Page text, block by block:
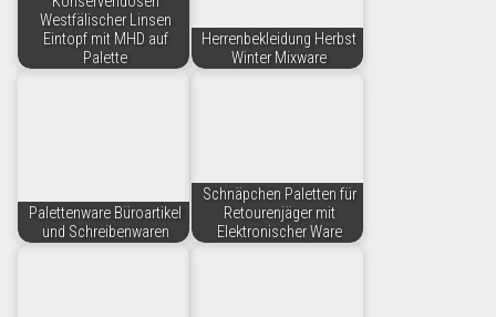
Westfälischer Linsen
Eintopf mit MHD auf
Palette
Herrenbekleidung Herbst
Winter Mixware
Palettenware Büroartikel
und Schreibenwaren
Schnäpchen Paletten für
Retourenjäger mit
Elektronischer Ware